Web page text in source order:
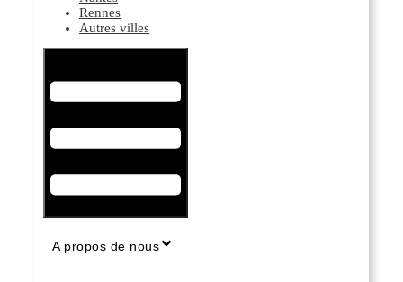
Rennes
Autres villes
A propos de nous